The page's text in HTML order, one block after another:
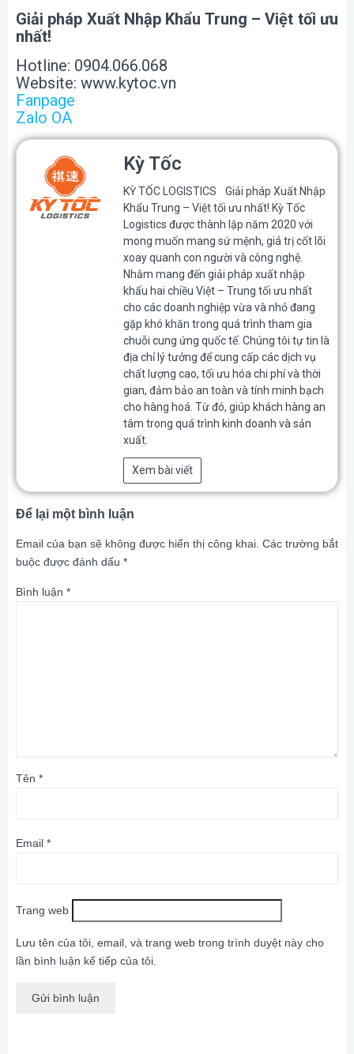
Giải pháp Xuất Nhập Khẩu Trung – Việt tối ưu
nhất!
Hotline: 0904.066.068
Website: www.kytoc.vn
Fanpage
Zalo OA
Kỳ Tốc
KỲ TỐC LOGISTICS Giải pháp Xuất Nhập
Khẩu Trung – Việt tối ưu nhất! Kỳ Tốc
Logistics được thành lập năm 2020 với
mong muốn mang sứ mệnh, giá trị cốt lõi
xoay quanh con người và công nghệ.
Nhằm mang đến giải pháp xuất nhập
khẩu hai chiều Việt – Trung tối ưu nhất
cho các doanh nghiệp vừa và nhỏ đang
gặp khó khăn trong quá trình tham gia
chuỗi cung ứng quốc tế. Chúng tôi tự tin là
địa chỉ lý tưởng để cung cấp các dịch vụ
chất lượng cao, tối ưu hóa chi phí và thời
gian, đảm bảo an toàn và tính minh bạch
cho hàng hoá. Từ đó, giúp khách hàng an
tâm trong quá trình kinh doanh và sản
xuất.
Xem bài viết
Để lại một bình luận
Email của bạn sẽ không được hiển thị công khai. Các trường bắt
buộc được đánh dấu *
Bình luận *
Tên *
Email *
Trang web
Lưu tên của tôi, email, và trang web trong trình duyệt này cho
lần bình luận kế tiếp của tôi.